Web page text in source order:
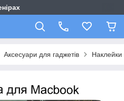
Аксесуари для гаджетів